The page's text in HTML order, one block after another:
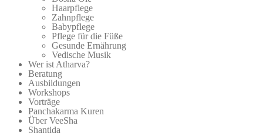
Haarpflege
Zahnpflege
Babypflege
Pflege für die Füße
Gesunde Ernährung
Vedische Musik
Wer ist Atharva?
Beratung
Ausbildungen
Workshops
Vorträge
Panchakarma Kuren
Über VeeSha
Shantida